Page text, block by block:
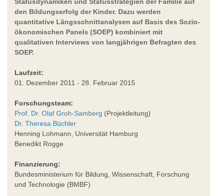
den Bildungserfolg der Kinder. Dazu werden
quantitative Längsschnittanalysen auf Basis des Sozio-
ökonomischen Panels (SOEP) kombiniert mit
qualitativen Interviews von langjährigen Befragten des
SOEP.
Laufzeit:
01. Dezember 2011 - 28. Februar 2015
Forschungsteam:
Prof. Dr. Olaf Groh-Samberg (Projektleitung)
Dr. Theresa Büchler
Henning Lohmann, Universität Hamburg
Benedikt Rogge
Finanzierung:
Bundesministerium für Bildung, Wissenschaft, Forschung
und Technologie (BMBF)